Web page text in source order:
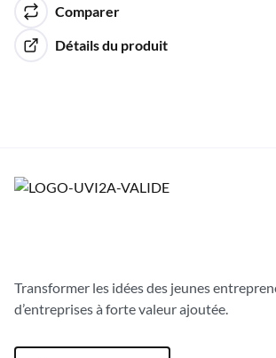
Comparer
Détails du produit
Transformer les idées des jeunes
d’entreprises à forte valeur ajoutée.